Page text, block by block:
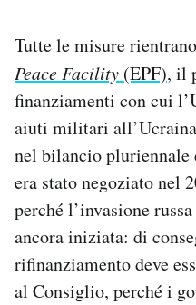
Tutte le misure
Peace Facility (EPF), il
finanziamenti con cui
aiuti militari
nel bilancio pluriennale
era stato negoziato nel
perché l’invasione
ancora iniziata: di
rifinanziamento deve
al Consiglio, perché i